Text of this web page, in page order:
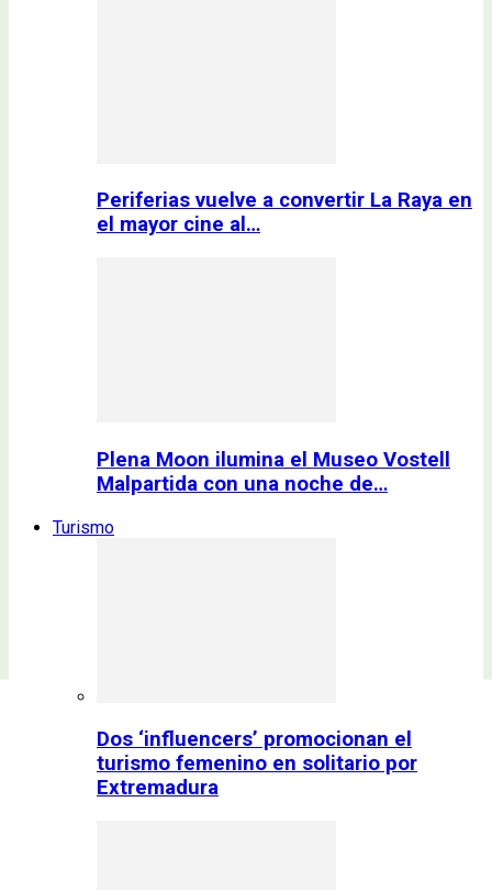
Periferias vuelve a convertir La Raya en
el mayor cine al…
Plena Moon ilumina el Museo Vostell
Malpartida con una noche de…
Turismo
Dos ‘influencers’ promocionan el
turismo femenino en solitario por
Extremadura